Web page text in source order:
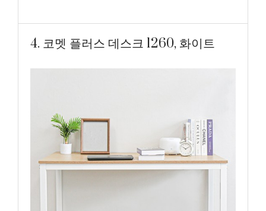
4. 코멧 플러스 데스크 1260, 화이트